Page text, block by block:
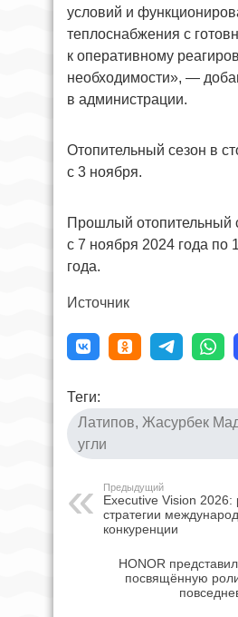
условий и
теплоснабжения с
к оперативному
необходимости», —
в администрации.
Отопительный сезон в
с 3 ноября.
Прошлый отопительный
с 7 ноября 2024 года по
года.
Источник
Теги:
Латипов, Жасурбек
угли
Предыдущий
Executive Vision
стратегии
конкуренции
HONOR
посвящённую